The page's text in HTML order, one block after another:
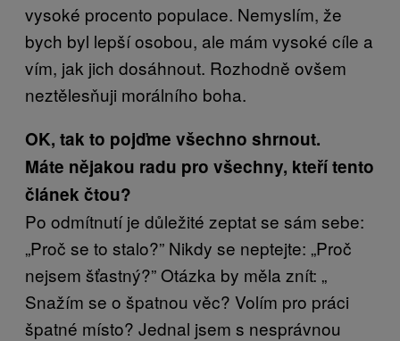
vysoké procento populace. Nemyslím, že
bych byl lepší osobou, ale mám vysoké cíle a
vím, jak jich dosáhnout. Rozhodně ovšem
neztělesňuji morálního boha.
OK, tak to pojďme všechno shrnout.
Máte nějakou radu pro všechny, kteří tento
článek čtou?
Po odmítnutí je důležité zeptat se sám sebe:
„Proč se to stalo?” Nikdy se neptejte: „Proč
nejsem šťastný?” Otázka by měla znít: „
Snažím se o špatnou věc? Volím pro práci
špatné místo? Jednal jsem s nesprávnou